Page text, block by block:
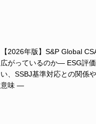
【2026年版】S&P Global
広がっているのか― ESG評
い、SSBJ基準対応との関係
意味 ―